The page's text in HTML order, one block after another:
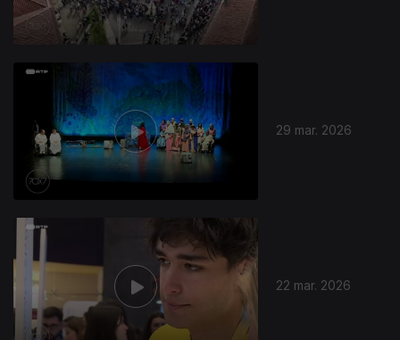
29 mar. 2026
22 mar. 2026